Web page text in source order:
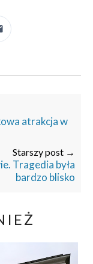
atrakcja w
Starszy post →
Tragedia była
bardzo blisko